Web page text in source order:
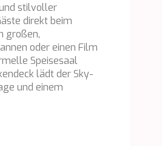
stilvoller
direkt beim
großen,
oder einen Film
Speisesaal
lädt der Sky-
und einem